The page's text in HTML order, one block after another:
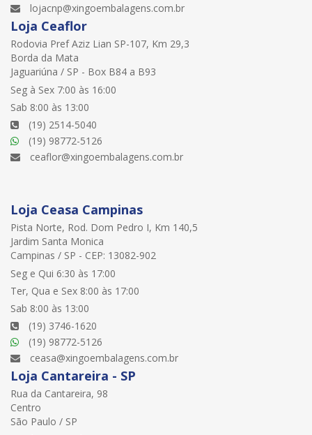
lojacnp@xingoembalagens.com.br
Loja Ceaflor
Rodovia Pref Aziz Lian SP-107, Km 29,3
Borda da Mata
Jaguariúna / SP - Box B84 a B93
Seg à Sex 7:00 às 16:00
Sab 8:00 às 13:00
(19) 2514-5040
(19) 98772-5126
ceaflor@xingoembalagens.com.br
Loja Ceasa Campinas
Pista Norte, Rod. Dom Pedro I, Km 140,5
Jardim Santa Monica
Campinas / SP - CEP: 13082-902
Seg e Qui 6:30 às 17:00
Ter, Qua e Sex 8:00 às 17:00
Sab 8:00 às 13:00
(19) 3746-1620
(19) 98772-5126
ceasa@xingoembalagens.com.br
Loja Cantareira - SP
Rua da Cantareira, 98
Centro
São Paulo / SP